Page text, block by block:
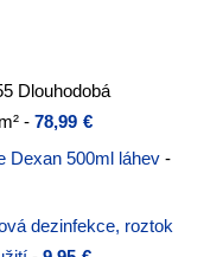
Dlouhodobá
- 78,99 €
Dexan 500ml láhev -
dezinfekce, roztok